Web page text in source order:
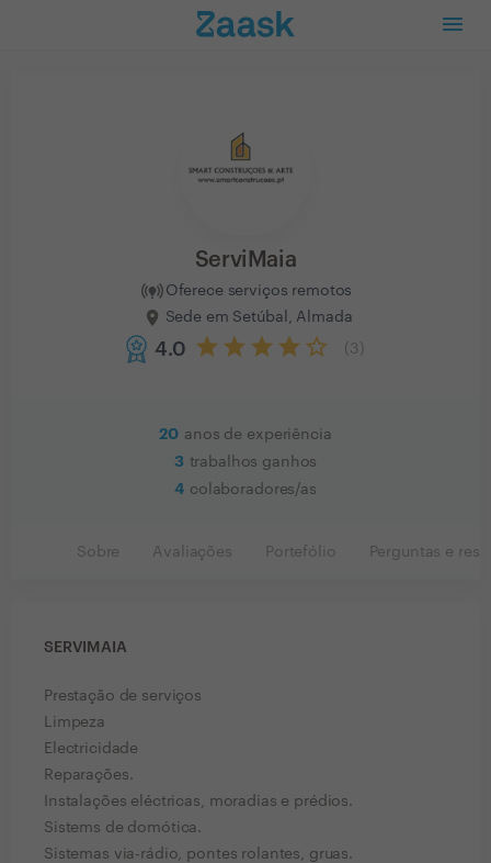
ServiMaia
Oferece serviços remotos
Sede em Setúbal, Almada
4.0 3
20 anos de experiência
3 trabalhos ganhos
4 colaboradores/as
Sobre Avaliações Portefólio Perguntas e
SERVIMAIA
Prestação de serviços
Limpeza
Electricidade
Reparações.
Instalações eléctricas, moradias e prédios.
Sistems de domótica.
Sistemas via-rádio, pontes rolantes, gruas.